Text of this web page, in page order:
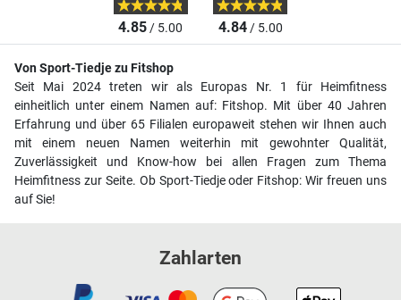
4.85/ 5.00 4.84/ 5.00
Von Sport-Tiedje zu Fitshop
Seit Mai 2024 treten wir als Europas Nr. 1 für Heimfitness
einheitlich unter einem Namen auf: Fitshop. Mit über 40 Jahren
Erfahrung und über 65 Filialen europaweit stehen wir Ihnen auch
mit einem neuen Namen weiterhin mit gewohnter Qualität,
Zuverlässigkeit und Know-how bei allen Fragen zum Thema
Heimfitness zur Seite. Ob Sport-Tiedje oder Fitshop: Wir freuen uns
auf Sie!
Zahlarten